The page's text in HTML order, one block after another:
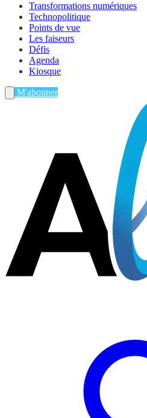
Transformations numériques
Technopolitique
Points de vue
Les faiseurs
Défis
Agenda
Kiosque
M'abonner